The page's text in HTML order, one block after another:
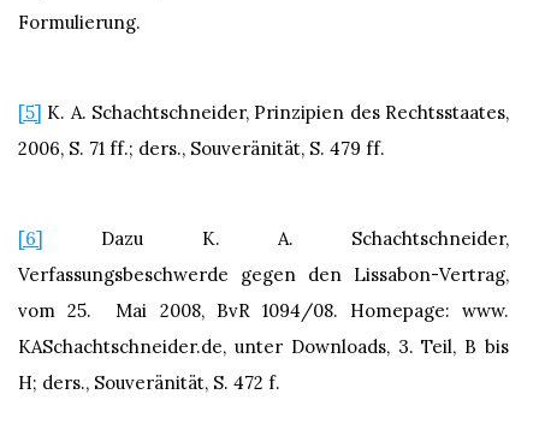
Formulierung.
[5] K. A. Schachtschneider, Prinzipien des Rechtsstaates,
2006, S. 71 ff.; ders., Souveränität, S. 479 ff.
[6] Dazu K. A. Schachtschneider,
Verfassungsbeschwerde gegen den Lissabon-Vertrag,
vom 25. Mai 2008, BvR 1094/08. Homepage: www.
KASchachtschneider.de, unter Downloads, 3. Teil, B bis
H; ders., Souveränität, S. 472 f.